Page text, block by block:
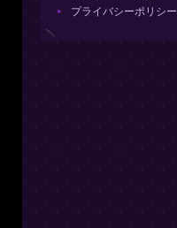
プライバシーポリシー